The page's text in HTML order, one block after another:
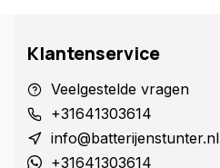
Klantenservice
Veelgestelde vragen
+31641303614
info@batterijenstunter.nl
+31641303614